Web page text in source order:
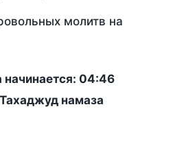
молитв на
04:46
намаза